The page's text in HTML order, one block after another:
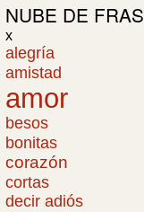
NUBE DE
x
alegría
amistad
amor
besos
bonitas
corazón
cortas
decir adiós